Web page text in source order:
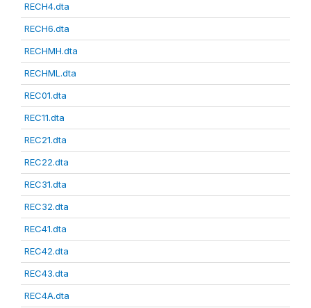
RECH4.dta
RECH6.dta
RECHMH.dta
RECHML.dta
REC01.dta
REC11.dta
REC21.dta
REC22.dta
REC31.dta
REC32.dta
REC41.dta
REC42.dta
REC43.dta
REC4A.dta